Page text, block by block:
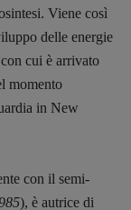
Viene così
delle energie
cui è arrivato
momento
in New
con il semi-
), è autrice di